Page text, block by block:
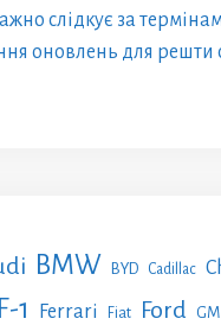
слідкує за
оновлень для решти
BMW BYD Cadillac
F-1 Ferrari Fiat Ford GM